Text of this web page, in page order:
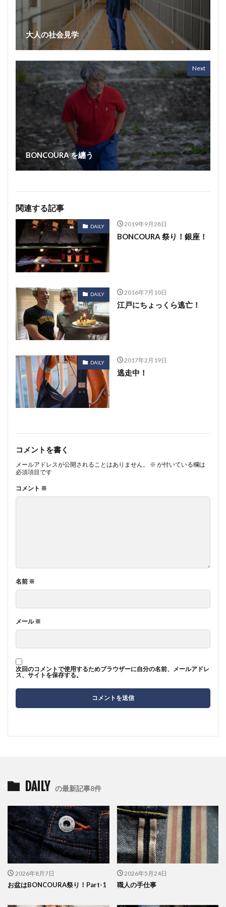
大人の社会見学
Next
BONCOURA を纏う
関連する記事
DAILY 2019年9月28日
BONCOURA 祭り！銀座！
DAILY 2016年7月10日
江戸にちょっくら逃亡！
DAILY 2017年2月19日
逃走中！
コメントを書く
メールアドレスが公開されることはありません。 ※ が付いている欄は
必須項目です
コメント ※
名前 ※
メール※
次回のコメントで使用するためブラウザーに自分の名前、メールアドレ
ス、サイトを保存する。
DAILY の最新記事8件
2026年8月7日
お盆はBONCOURA祭り！Part-1
2026年5月24日
職人の手仕事